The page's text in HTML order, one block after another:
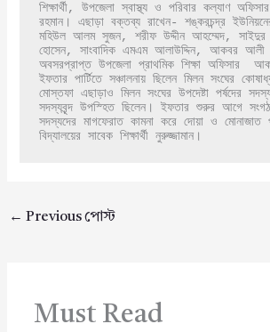
শিক্ষার্থী, উপজেলা স্বাস্থ্য ও পরিবার কল্যাণ
রহমান। এছাড়া বক্তব্য রাখেন- শঙ্করচন্দ্র
মহিউল আলম সুজন, শরীফ উদ্দীন আহম্মেদ, সাইদুর
হোসেন, সাংবাদিক এমএম আলাউদ্দিন, আকবর আলী
অবসরপ্রাপ্ত উপজেলা প্রাথমিক শিক্ষা অফিসার
ইফতার পার্টিতে সঞ্চালনায় ছিলেন মিলন সংঘের
মোস্তফা এছাড়াও মিলন সংঘের উপদেষ্টা পর্ষদের
সদস্যবৃন্দ উপস্হিত ছিলেন। ইফতার শুরুর আগে
সদস্যদের মাগফেরাত কামনা করে দোয়া ও মোনাজাত
বিদ্যালয়ের সাবেক শিক্ষার্থী নুরুজ্জামান।
← Previous পোস্ট
Must Read